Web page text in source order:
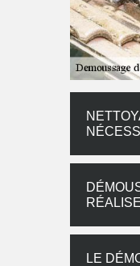
LE